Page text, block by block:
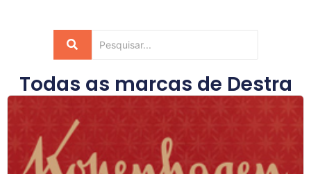
Todas as marcas de Destra